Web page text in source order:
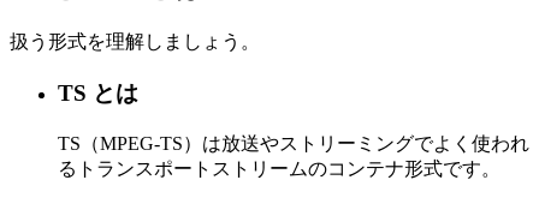
扱う形式を理解しましょう。
TS とは
TS（MPEG-TS）は放送やストリーミングでよく使われ
るトランスポートストリームのコンテナ形式です。